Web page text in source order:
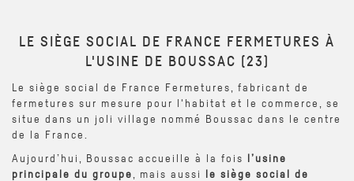
LE SIÈGE SOCIAL DE FRANCE FERMETURES À
L'USINE DE BOUSSAC (23)
Le siège social de France Fermetures, fabricant de
fermetures sur mesure pour l'habitat et le commerce, se
situe dans un joli village nommé Boussac dans le centre
de la France.
Aujourd’hui, Boussac accueille à la fois
l’usine
principale du groupe, mais aussi
le siège social de